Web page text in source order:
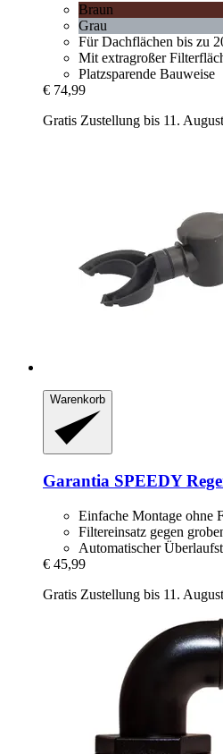
Braun
Grau
Für Dachflächen bis zu
Mit extragroßer
Platzsparende Bauweise
€ 74,99
Gratis Zustellung bis 11. August
Warenkorb
Garantia SPEEDY
Einfache Montage ohne
Filtereinsatz gegen
Automatischer
€ 45,99
Gratis Zustellung bis 11. August